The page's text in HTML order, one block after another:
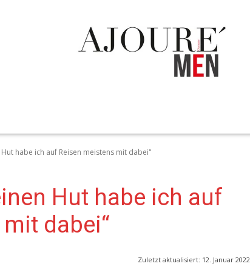
habe ich auf Reisen meistens mit dabei"
Hut habe ich auf
dabei“
Zuletzt aktualisiert: 12. Januar 2022